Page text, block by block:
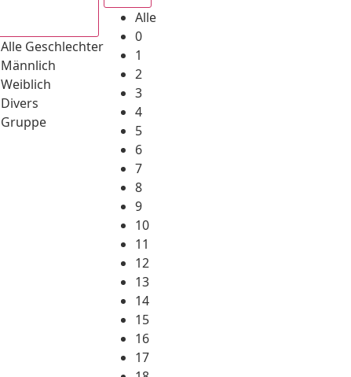
Alle Geschlechter
Männlich
Weiblich
Divers
Gruppe
Alle
0
1
2
3
4
5
6
7
8
9
10
11
12
13
14
15
16
17